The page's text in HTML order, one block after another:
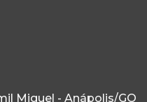
Miguel - Anápolis/GO